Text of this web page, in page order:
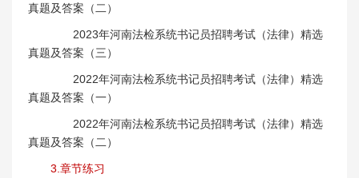
真题及答案（二）
2023年河南法检系统书记员招聘考试（法律）精选
真题及答案（三）
2022年河南法检系统书记员招聘考试（法律）精选
真题及答案（一）
2022年河南法检系统书记员招聘考试（法律）精选
真题及答案（二）
3.章节练习